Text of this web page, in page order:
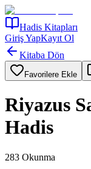
Hadis Kitapları
Giriş YapKayıt Ol
Kitaba Dön
Favorilere Ekle
Riyazus
Hadis
283 Okunma